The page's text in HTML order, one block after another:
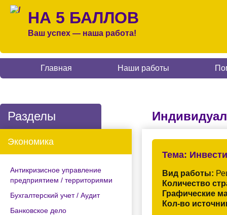
НА 5 БАЛЛОВ
Ваш успех — наша работа!
Главная Наши работы
Разделы
Экономика
Антикризисное управление
предприятием / территориями
Бухгалтерский учет / Аудит
Банковское дело
Тема:
Вид работы:
Количество
Графические
Кол-во